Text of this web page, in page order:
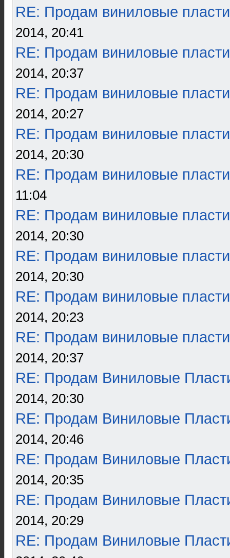
RE: Продам виниловые
2014, 20:41
RE: Продам виниловые
2014, 20:37
RE: Продам виниловые
2014, 20:27
RE: Продам виниловые
2014, 20:30
RE: Продам виниловые
11:04
RE: Продам виниловые
2014, 20:30
RE: Продам виниловые
2014, 20:30
RE: Продам виниловые
2014, 20:23
RE: Продам виниловые
2014, 20:37
RE: Продам Виниловые
2014, 20:30
RE: Продам Виниловые
2014, 20:46
RE: Продам Виниловые
2014, 20:35
RE: Продам Виниловые
2014, 20:29
RE: Продам Виниловые